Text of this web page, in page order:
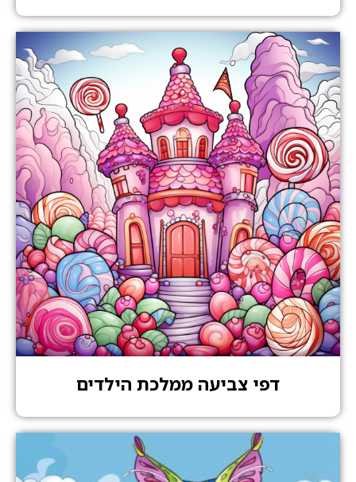
דפי צביעה ממלכת הילדים